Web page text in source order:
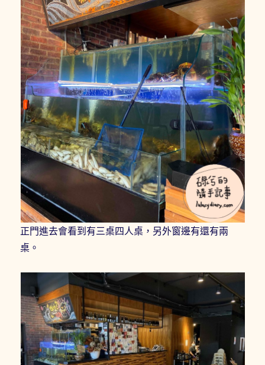
正門進去會看到有三桌四人桌，另外窗邊有還有兩
桌。